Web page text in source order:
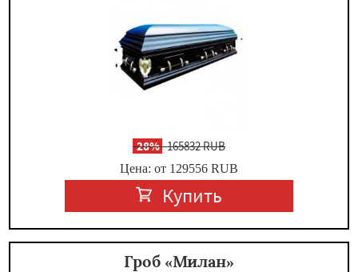
-28%165832 RUB
Цена: от 129556 RUB
Купить
Гроб «Милан»